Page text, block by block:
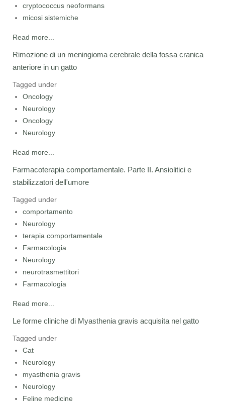
cryptococcus neoformans
micosi sistemiche
Read more...
Rimozione di un meningioma cerebrale della fossa cranica
anteriore in un gatto
Tagged under
Oncology
Neurology
Oncology
Neurology
Read more...
Farmacoterapia comportamentale. Parte II. Ansiolitici e
stabilizzatori dell'umore
Tagged under
comportamento
Neurology
terapia comportamentale
Farmacologia
Neurology
neurotrasmettitori
Farmacologia
Read more...
Le forme cliniche di Myasthenia gravis acquisita nel gatto
Tagged under
Cat
Neurology
myasthenia gravis
Neurology
Feline medicine